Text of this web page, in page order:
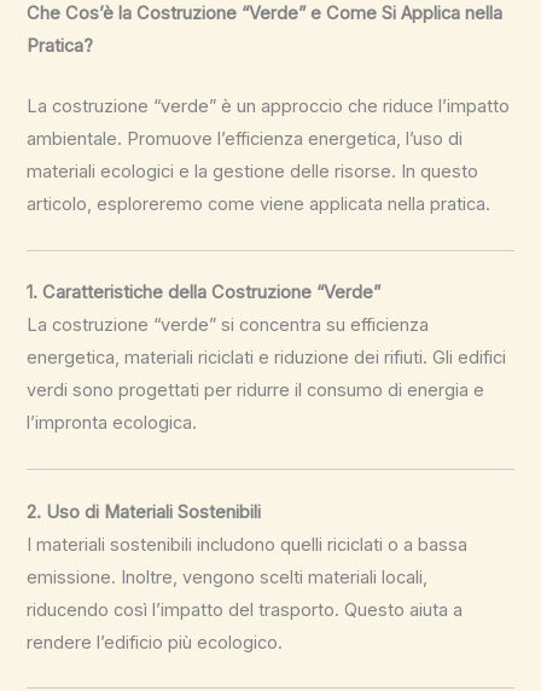
Che Cos’è la Costruzione “Verde” e Come Si Applica nella
Pratica?
La costruzione “verde” è un approccio che riduce l’impatto
ambientale. Promuove l’efficienza energetica, l’uso di
materiali ecologici e la gestione delle risorse. In questo
articolo, esploreremo come viene applicata nella pratica.
1. Caratteristiche della Costruzione “Verde”
La costruzione “verde” si concentra su efficienza
energetica, materiali riciclati e riduzione dei rifiuti. Gli edifici
verdi sono progettati per ridurre il consumo di energia e
l’impronta ecologica.
2. Uso di Materiali Sostenibili
I materiali sostenibili includono quelli riciclati o a bassa
emissione. Inoltre, vengono scelti materiali locali,
riducendo così l’impatto del trasporto. Questo aiuta a
rendere l’edificio più ecologico.